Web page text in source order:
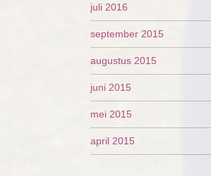
juli 2016
september 2015
augustus 2015
juni 2015
mei 2015
april 2015